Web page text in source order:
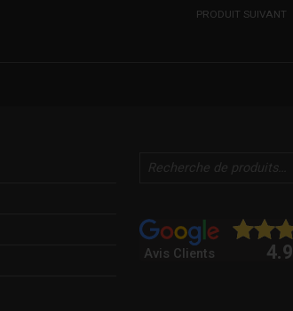
PRODUIT SUIVANT
Avis Clients 4.9